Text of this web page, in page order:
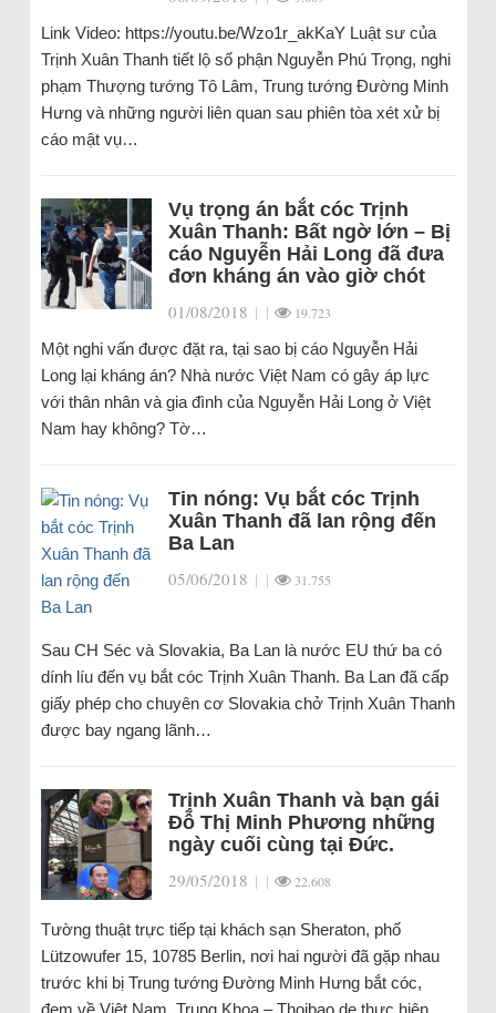
Link Video: https://youtu.be/Wzo1r_akKaY Luật sư của
Trịnh Xuân Thanh tiết lộ số phận Nguyễn Phú Trọng, nghi
phạm Thượng tướng Tô Lâm, Trung tướng Đường Minh
Hưng và những người liên quan sau phiên tòa xét xử bị
cáo mật vụ…
Vụ trọng án bắt cóc Trịnh
Xuân Thanh: Bất ngờ lớn – Bị
cáo Nguyễn Hải Long đã đưa
đơn kháng án vào giờ chót
01/08/2018 | | 19.723
Một nghi vấn được đặt ra, tại sao bị cáo Nguyễn Hải
Long lại kháng án? Nhà nước Việt Nam có gây áp lực
với thân nhân và gia đình của Nguyễn Hải Long ở Việt
Nam hay không? Tờ…
Tin nóng: Vụ bắt cóc Trịnh
Xuân Thanh đã lan rộng đến
Ba Lan
05/06/2018 | | 31.755
Sau CH Séc và Slovakia, Ba Lan là nước EU thứ ba có
dính líu đến vụ bắt cóc Trịnh Xuân Thanh. Ba Lan đã cấp
giấy phép cho chuyên cơ Slovakia chở Trịnh Xuân Thanh
được bay ngang lãnh…
Trịnh Xuân Thanh và bạn gái
Đỗ Thị Minh Phương những
ngày cuối cùng tại Đức.
29/05/2018 | | 22.608
Tường thuật trực tiếp tại khách sạn Sheraton, phố
Lützowufer 15, 10785 Berlin, nơi hai người đã gặp nhau
trước khi bị Trung tướng Đường Minh Hưng bắt cóc,
đem về Việt Nam. Trung Khoa – Thoibao.de thực hiện